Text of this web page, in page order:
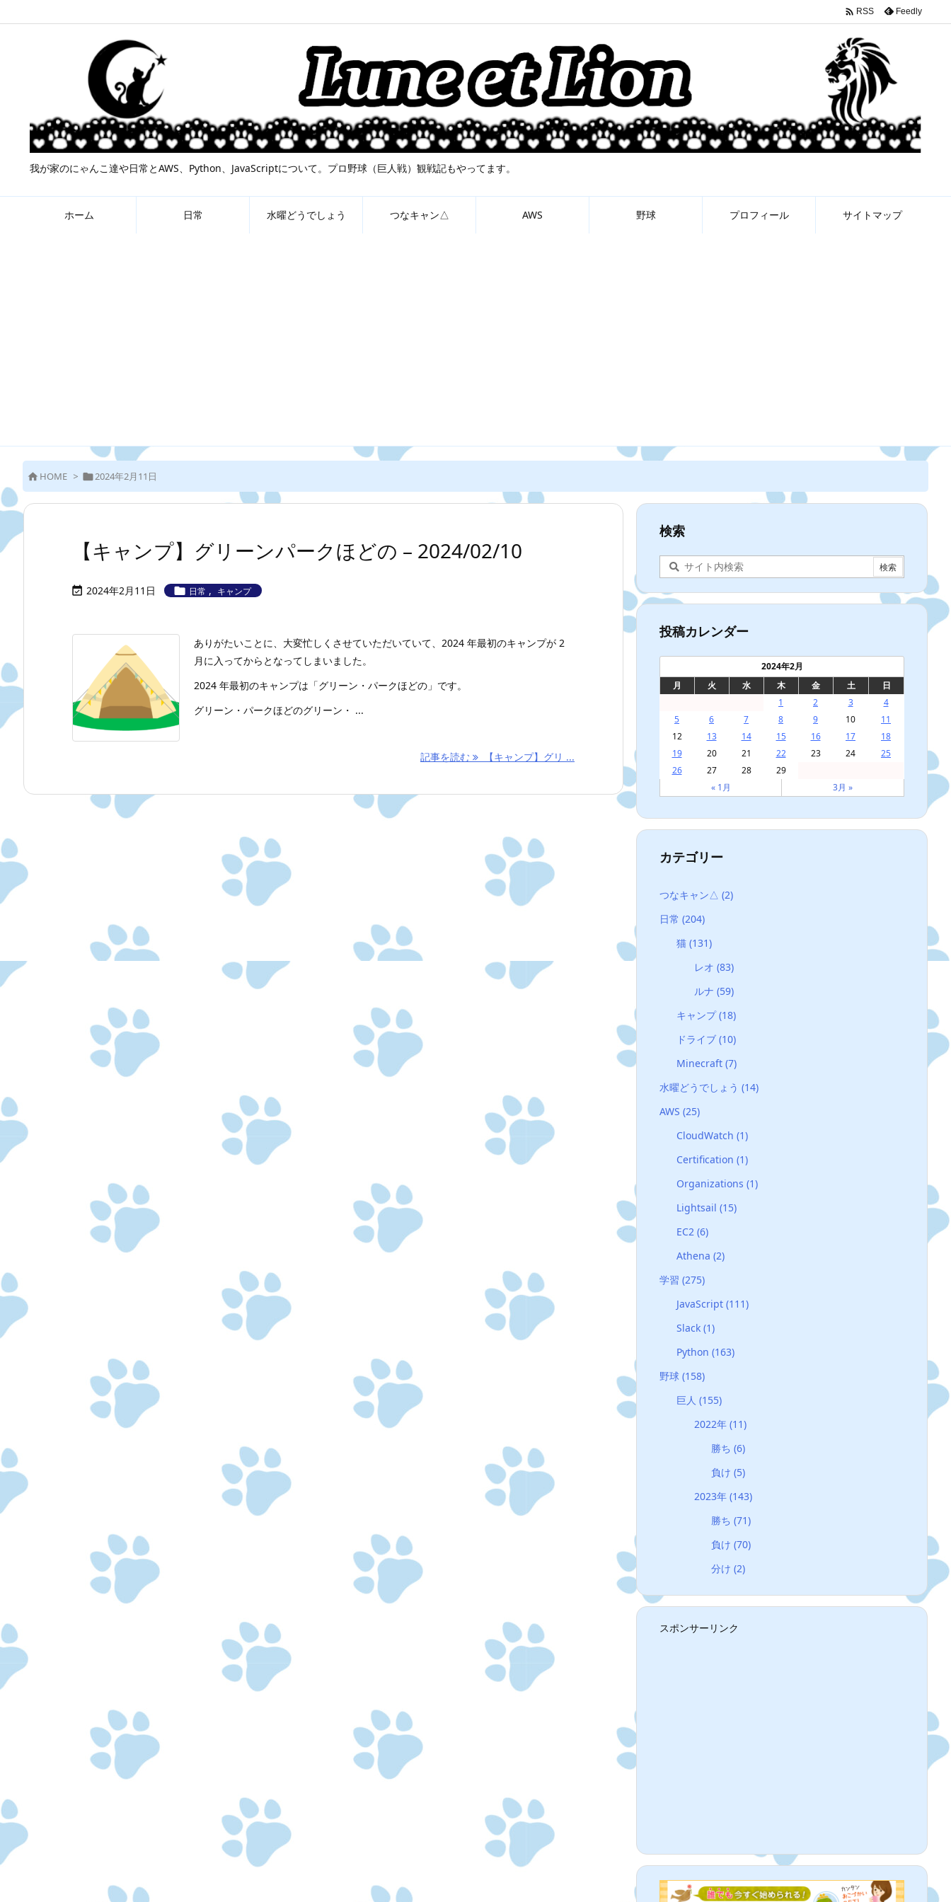
我が家のにゃんこ達や日常とAWS、Python、JavaScriptについて。プロ野球（巨人戦）観戦記もやってます。
ホーム 日常 水曜どうでしょう つなキャン△ AWS 野球 プロフィール サイトマップ
 RSS Feedly
 HOME > 2024年2月11日
【キャンプ】グリーンパークほどの – 2024/02/10
 2024年2月11日  日常 , キャンプ
ありがたいことに、大変忙しくさせていただいていて、2024 年最初のキャンプが 2
月に入ってからとなってしまいました。
2024 年最初のキャンプは「グリーン・パークほどの」です。
グリーン・パークほどのグリーン・ ...
記事を読む 【キャンプ】グリ ...
検索
投稿カレンダー
2024年2月
月
火 水 木 金 土
日
1
2 3
4
5
6 7 8 9 10
11
12
13 14 15 16 17
18
19
20 21 22 23 24
25
26
27 28
29
« 1月
3月 »
カテゴリー
つなキャン△ (2)
日常 (204)
猫(131)
レオ (83)
ルナ (59)
キャンプ(18)
ドライブ(10)
Minecraft(7)
水曜どうでしょう (14)
AWS (25)
CloudWatch(1)
Certification(1)
Organizations(1)
Lightsail(15)
EC2(6)
Athena(2)
学習 (275)
JavaScript(111)
Slack(1)
Python(163)
野球 (158)
巨人(155)
2022年 (11)
勝ち(6)
負け(5)
2023年 (143)
勝ち(71)
負け(70)
分け(2)
スポンサーリンク